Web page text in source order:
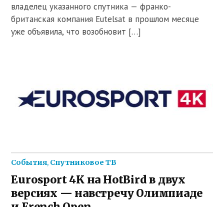
владелец указанного спутника — франко-
британская компания Eutelsat в прошлом месяце
уже объявила, что возобновит […]
События, Спутниковое ТВ
Eurosport 4K на HotBird в двух
версиях — навстречу Олимпиаде